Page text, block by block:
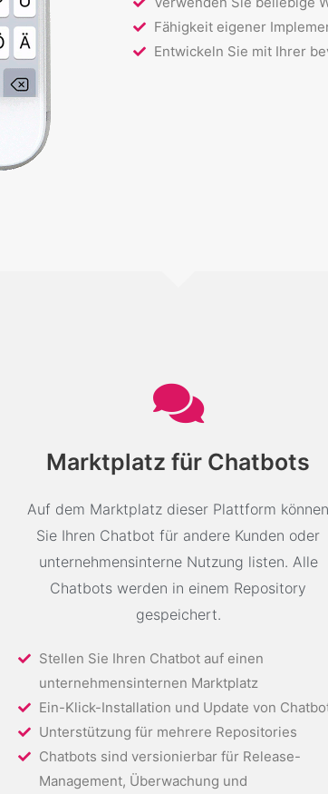
Fähigkeit eigener
Entwickeln Sie mit Ihrer
Marktplatz für Chatbots
Auf dem Marktplatz dieser Plattform können
Sie Ihren Chatbot für andere Kunden oder
unternehmensinterne Nutzung listen. Alle
Chatbots werden in einem Repository
gespeichert.
Stellen Sie Ihren Chatbot auf einen
unternehmensinternen Marktplatz
Ein-Klick-Installation und Update von
Unterstützung für mehrere Repositories
Chatbots sind versionierbar für Release-
Management, Überwachung und